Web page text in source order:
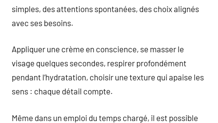
simples, des attentions spontanées, des choix alignés
avec ses besoins.
Appliquer une crème en conscience, se masser le
visage quelques secondes, respirer profondément
pendant l’hydratation, choisir une texture qui apaise les
sens : chaque détail compte.
Même dans un emploi du temps chargé, il est possible